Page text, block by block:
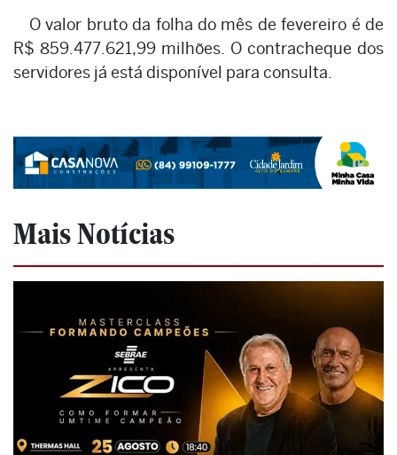
O valor bruto da folha do mês de fevereiro é de
R$ 859.477.621,99 milhões. O contracheque dos
servidores já está disponível para consulta.
Mais Notícias